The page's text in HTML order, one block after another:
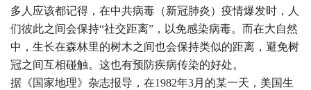
多人应该都记得，在中共病毒（新冠肺炎）疫情爆发时，人
们彼此之间会保持“社交距离”，以免感染病毒。而在大自然
中，生长在森林里的树木之间也会保持类似的距离，避免树
冠之间互相碰触。这也有预防疾病传染的好处。
据《国家地理》杂志报导，在1982年3月的某一天，美国生